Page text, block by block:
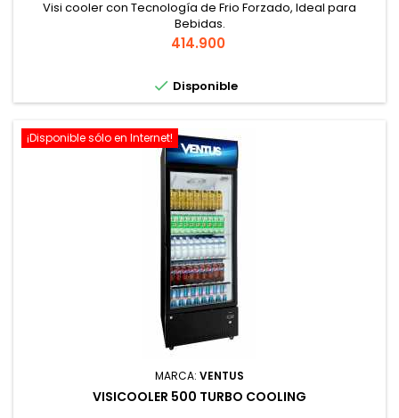
Visi cooler con Tecnología de Frio Forzado, Ideal para
Bebidas.
Precio
414.900
 Disponible
¡Disponible sólo en Internet!
MARCA: VENTUS
VISICOOLER 500 TURBO COOLING